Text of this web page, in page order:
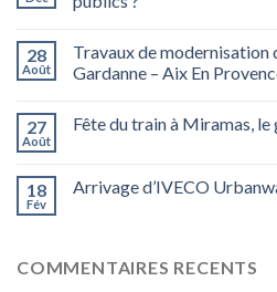
28
Août
Travaux de modernisation
Gardanne – Aix En
27
Août
Fête du train à Miramas,
18
Fév
Arrivage d’IVECO
COMMENTAIRES RECENTS